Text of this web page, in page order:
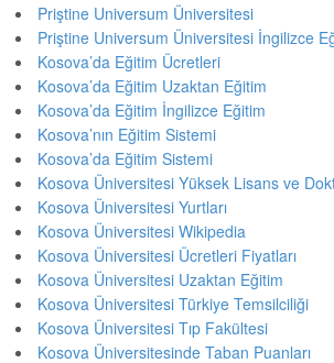
Priştine Universum Üniversitesi
Priştine Universum Üniversitesi İngilizce
Kosova’da Eğitim Ücretleri
Kosova’da Eğitim Uzaktan Eğitim
Kosova’da Eğitim İngilizce Eğitim
Kosova’nın Eğitim Sistemi
Kosova’da Eğitim Sistemi
Kosova Üniversitesi Yüksek Lisans ve
Kosova Üniversitesi Yurtları
Kosova Üniversitesi Wikipedia
Kosova Üniversitesi Ücretleri Fiyatları
Kosova Üniversitesi Uzaktan Eğitim
Kosova Üniversitesi Türkiye Temsilciliği
Kosova Üniversitesi Tıp Fakültesi
Kosova Üniversitesinde Taban Puanları